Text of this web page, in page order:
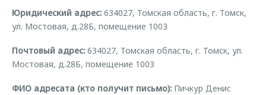
Кредитные программы
Страхование
Аксессуары
Одежда и сувениры
Дополнительная техническая поддержка
Руководства по эксплуатации
O&J Автоклуб
Клуб владельцев OMODA
Обратная связь
Юридический адрес: 634027, Томская область, г. Томск,
ул. Мостовая, д.28Б, помещение 1003
Почтовый адрес: 634027, Томская область, г. Томск, ул.
Мостовая, д.28Б, помещение 1003
ФИО адресата (кто получит письмо): Пичкур Денис